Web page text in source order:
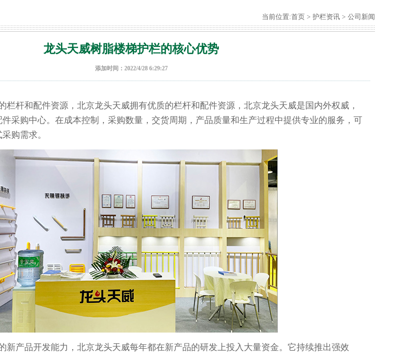
当前位置:首页 > 护栏资讯 > 公司新闻
龙头天威树脂楼梯护栏的核心优势
添加时间：2022/4/28 6:29:27
杆和配件资源，北京龙头天威拥有优质的栏杆和配件资源，北京龙头天威是国内外权威，
采购中心。在成本控制，采购数量，交货周期，产品质量和生产过程中提供专业的服务，可
购需求。
产品开发能力，北京龙头天威每年都在新产品的研发上投入大量资金。它持续推出强效